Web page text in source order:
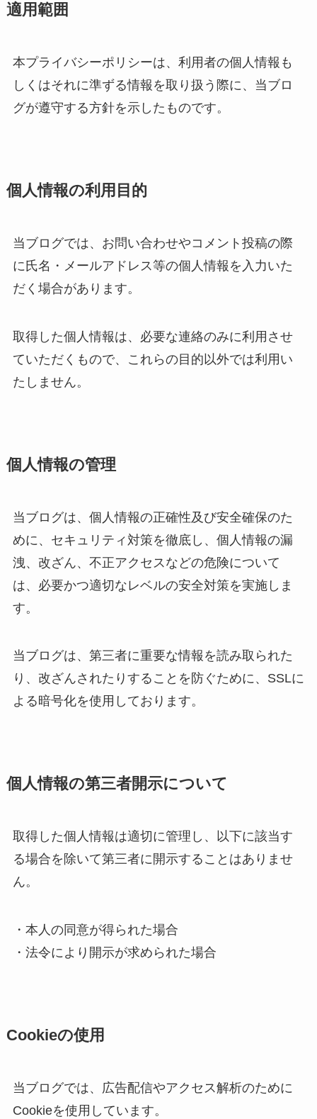
適用範囲
本プライバシーポリシーは、利用者の個人情報も
しくはそれに準ずる情報を取り扱う際に、当ブロ
グが遵守する方針を示したものです。
個人情報の利用目的
当ブログでは、お問い合わせやコメント投稿の際
に氏名・メールアドレス等の個人情報を入力いた
だく場合があります。
取得した個人情報は、必要な連絡のみに利用させ
ていただくもので、これらの目的以外では利用い
たしません。
個人情報の管理
当ブログは、個人情報の正確性及び安全確保のた
めに、セキュリティ対策を徹底し、個人情報の漏
洩、改ざん、不正アクセスなどの危険について
は、必要かつ適切なレベルの安全対策を実施しま
す。
当ブログは、第三者に重要な情報を読み取られた
り、改ざんされたりすることを防ぐために、SSLに
よる暗号化を使用しております。
個人情報の第三者開示について
取得した個人情報は適切に管理し、以下に該当す
る場合を除いて第三者に開示することはありませ
ん。
・本人の同意が得られた場合
・法令により開示が求められた場合
Cookieの使用
当ブログでは、広告配信やアクセス解析のために
Cookieを使用しています。